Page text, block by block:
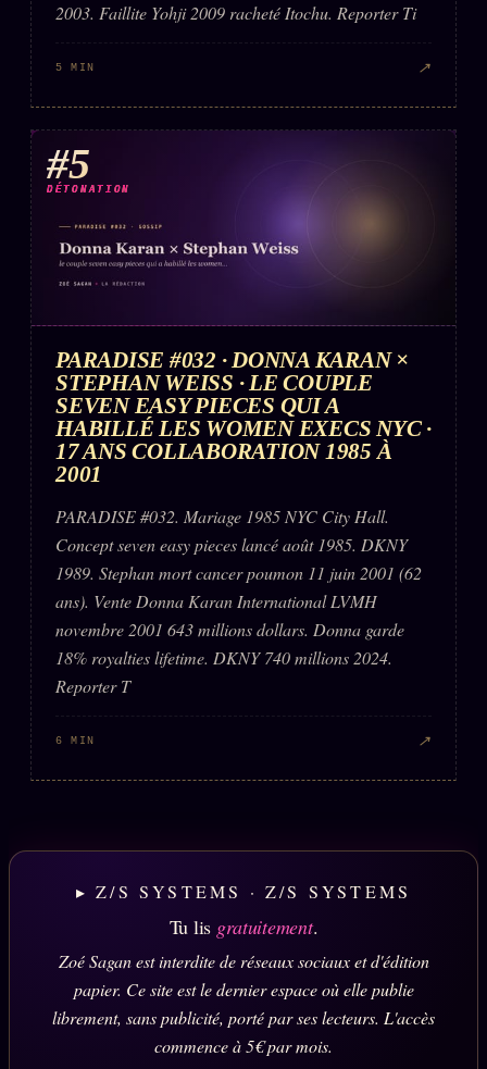
2003. Faillite Yohji 2009 racheté Itochu. Reporter Ti
5 MIN ↗
#5
DÉTONATION
PARADISE #032 · DONNA KARAN ×
STEPHAN WEISS · LE COUPLE
SEVEN EASY PIECES QUI A
HABILLÉ LES WOMEN EXECS NYC ·
17 ANS COLLABORATION 1985 À
2001
PARADISE #032. Mariage 1985 NYC City Hall.
Concept seven easy pieces lancé août 1985. DKNY
1989. Stephan mort cancer poumon 11 juin 2001 (62
ans). Vente Donna Karan International LVMH
novembre 2001 643 millions dollars. Donna garde
18% royalties lifetime. DKNY 740 millions 2024.
Reporter T
6 MIN ↗
▸ Z/S SYSTEMS · Z/S SYSTEMS
Tu lis gratuitement.
Zoé Sagan est interdite de réseaux sociaux et d'édition
papier. Ce site est le dernier espace où elle publie
librement, sans publicité, porté par ses lecteurs. L'accès
commence à 5€ par mois.